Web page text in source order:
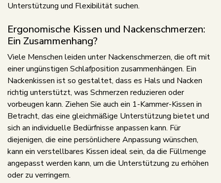
Unterstützung und Flexibilität suchen.
Ergonomische Kissen und Nackenschmerzen:
Ein Zusammenhang?
Viele Menschen leiden unter Nackenschmerzen, die oft mit
einer ungünstigen Schlafposition zusammenhängen. Ein
Nackenkissen ist so gestaltet, dass es Hals und Nacken
richtig unterstützt, was Schmerzen reduzieren oder
vorbeugen kann. Ziehen Sie auch ein 1-Kammer-Kissen in
Betracht, das eine gleichmäßige Unterstützung bietet und
sich an individuelle Bedürfnisse anpassen kann. Für
diejenigen, die eine persönlichere Anpassung wünschen,
kann ein verstellbares Kissen ideal sein, da die Füllmenge
angepasst werden kann, um die Unterstützung zu erhöhen
oder zu verringern.